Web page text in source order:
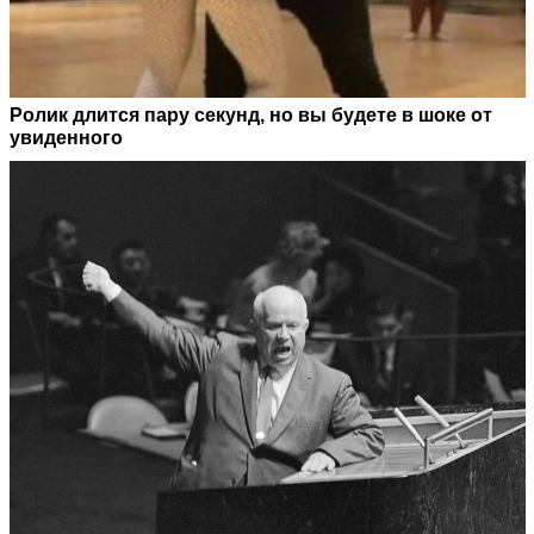
Ролик длится пару секунд, но вы будете в шоке от
увиденного